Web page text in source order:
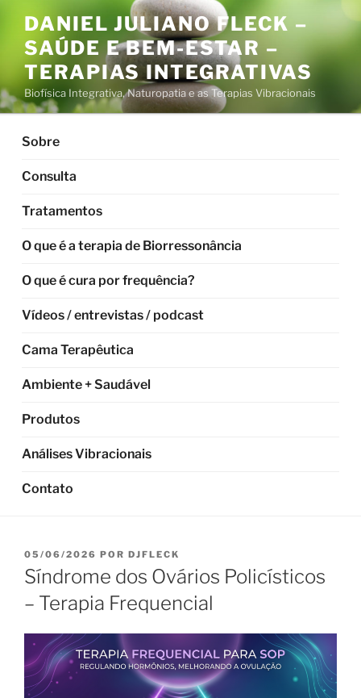
conteúdo
DANIEL JULIANO FLECK –
SAÚDE E BEM-ESTAR –
TERAPIAS INTEGRATIVAS
Biofísica Integrativa, Naturopatia e as Terapias Vibracionais
Sobre
Consulta
Tratamentos
O que é a terapia de Biorressonância
O que é cura por frequência?
Vídeos / entrevistas / podcast
Cama Terapêutica
Ambiente + Saudável
Produtos
Análises Vibracionais
Contato
PUBLICADO
EM
05/06/2026 POR DJFLECK
Síndrome dos Ovários Policísticos
– Terapia Frequencial